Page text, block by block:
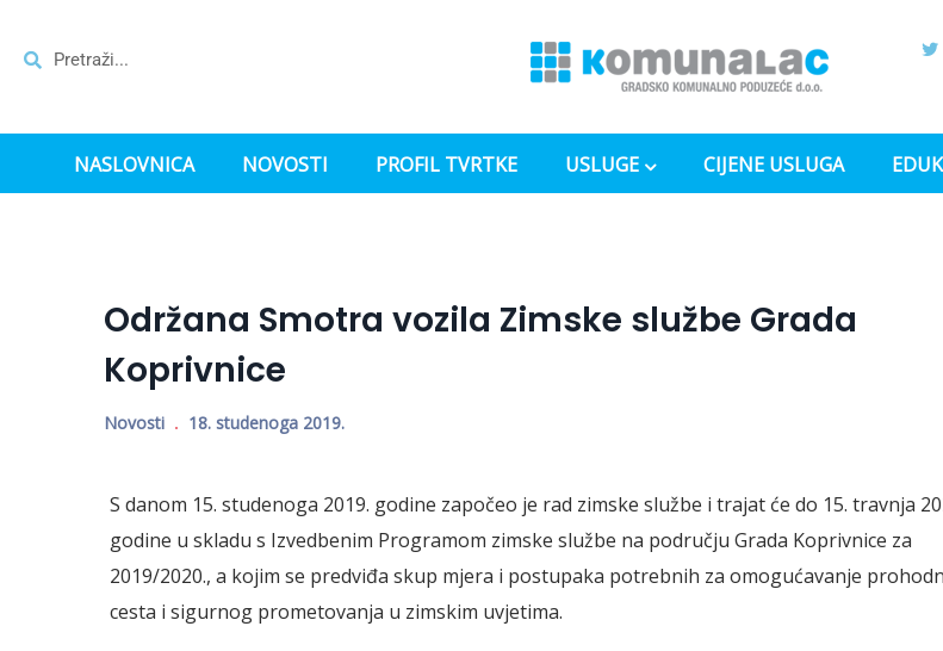
NASLOVNICA NOVOSTI PROFIL TVRTKE USLUGE CIJENE USLUGA
Održana Smotra vozila Zimske službe Grada
Koprivnice
Novosti 18. studenoga 2019.
S danom 15. studenoga 2019. godine započeo je rad zimske službe i trajat će do 15. travnja
godine u skladu s Izvedbenim Programom zimske službe na području Grada Koprivnice za
2019/2020., a kojim se predviđa skup mjera i postupaka potrebnih za omogućavanje
cesta i sigurnog prometovanja u zimskim uvjetima.